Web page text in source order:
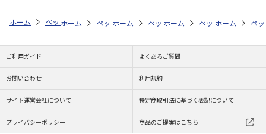
ホーム ペットストア ケージ・飼育その他用品 ポンプ・水質管理（
ホーム ペットストア ケージ・飼育その他用品 ポ
ホーム ペットストア ケージ・飼育その
ホーム ペットストア ケ
ホーム ペ
ご利用ガイド よくあるご質問
お問い合わせ 利用規約
サイト運営会社について 特定商取引法に基づく表記について
プライバシーポリシー 商品のご提案はこちら